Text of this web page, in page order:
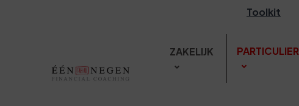
Toolkit
ZAKELIJK PARTICULIER